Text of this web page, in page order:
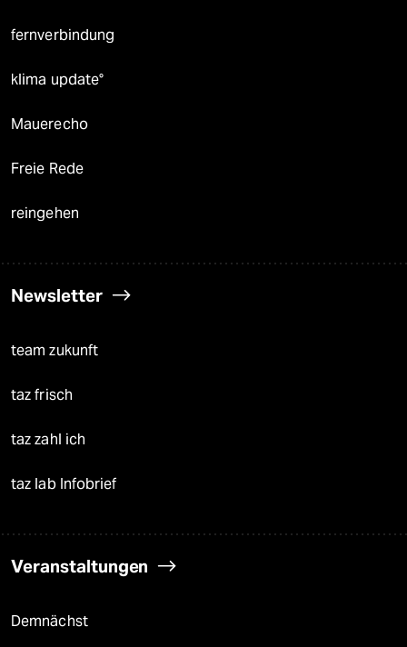
fernverbindung
klima update°
Mauerecho
Freie Rede
reingehen
Newsletter
team zukunft
taz frisch
taz zahl ich
taz lab Infobrief
Veranstaltungen
Demnächst